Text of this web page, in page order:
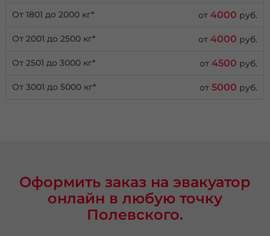
От 1801 до 2000 кг* от4000 руб.
От 2001 до 2500 кг* от4000 руб.
От 2501 до 3000 кг* от4500 руб.
От 3001 до 5000 кг* от5000 руб.
Оформить заказ на эвакуатор
онлайн в любую точку
Полевского.